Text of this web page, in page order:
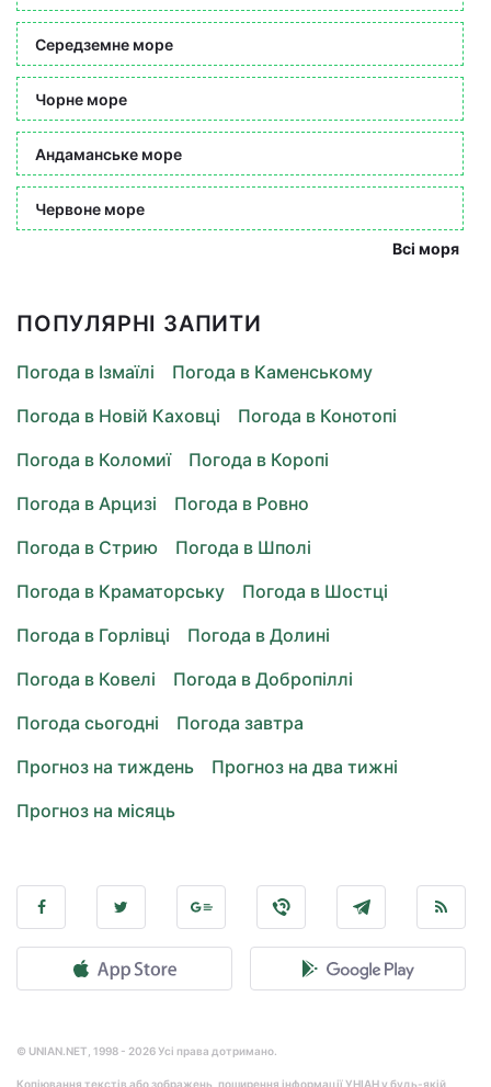
Середземне море
Чорне море
Андаманське море
Червоне море
Всі моря
ПОПУЛЯРНІ ЗАПИТИ
Погода в Ізмаїлі
Погода в Каменському
Погода в Новій Каховці
Погода в Конотопі
Погода в Коломиї
Погода в Коропі
Погода в Арцизі
Погода в Ровно
Погода в Стрию
Погода в Шполі
Погода в Краматорську
Погода в Шостці
Погода в Горлівці
Погода в Долині
Погода в Ковелі
Погода в Добропіллі
Погода сьогодні
Погода завтра
Прогноз на тиждень
Прогноз на два тижні
Прогноз на місяць
© UNIAN.NET, 1998 - 2026 Усі права дотримано.
Копіювання текстів або зображень, поширення інформації УНІАН у будь-якій